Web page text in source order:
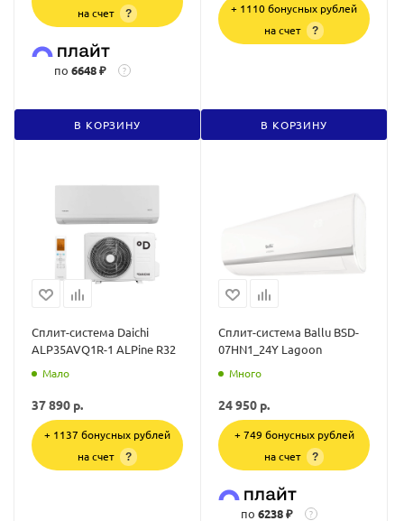
на счет
?
по 6648 ₽ ?
В КОРЗИНУ
+ 1110 бонусных рублей
на счет
?
В КОРЗИНУ
Сплит-система Daichi
ALP35AVQ1R-1 ALPine R32
Мало
37 890 р.
+ 1137 бонусных рублей
на счет
?
Сплит-система Ballu BSD-
07HN1_24Y Lagoon
Много
24 950 р.
+ 749 бонусных рублей
на счет
?
по 6238 ₽ ?